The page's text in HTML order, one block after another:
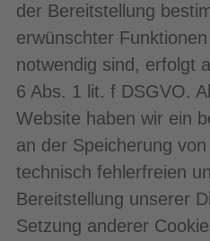
der Bereitstellung
erwünschter
notwendig sind, erfolgt
6 Abs. 1 lit. f DSGVO.
Website haben wir ein
an der Speicherung
technisch fehlerfreien
Bereitstellung unserer
Setzung anderer